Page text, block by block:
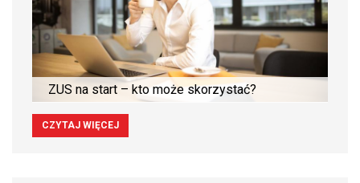
ZUS na start – kto może skorzystać?
CZYTAJ WIĘCEJ